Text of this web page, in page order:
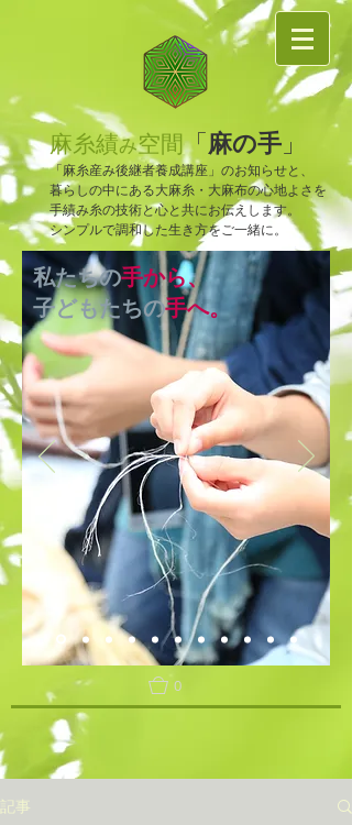
麻糸績み空間「麻の手 」
「麻糸産み後継者養成講座」のお知らせと、
暮らしの中にある大麻糸・大麻布の心地よさを
手績み糸の技術と心と共にお伝えします。
​シンプルで調和した生き方をご一緒に。
私たちの手から、
子どもたちの手へ。
0
記事